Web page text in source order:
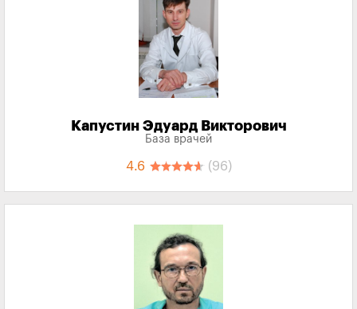
Капустин Эдуард Викторович
База врачей
4.6 (96)